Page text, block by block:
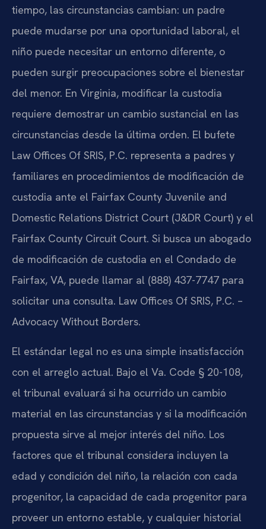
tiempo, las circunstancias cambian: un padre
puede mudarse por una oportunidad laboral, el
niño puede necesitar un entorno diferente, o
pueden surgir preocupaciones sobre el bienestar
del menor. En Virginia, modificar la custodia
requiere demostrar un cambio sustancial en las
circunstancias desde la última orden. El bufete
Law Offices Of SRIS, P.C. representa a padres y
familiares en procedimientos de modificación de
custodia ante el Fairfax County Juvenile and
Domestic Relations District Court (J&DR Court) y el
Fairfax County Circuit Court. Si busca un abogado
de modificación de custodia en el Condado de
Fairfax, VA, puede llamar al (888) 437-7747 para
solicitar una consulta. Law Offices Of SRIS, P.C. –
Advocacy Without Borders.
El estándar legal no es una simple insatisfacción
con el arreglo actual. Bajo el Va. Code § 20-108,
el tribunal evaluará si ha ocurrido un cambio
material en las circunstancias y si la modificación
propuesta sirve al mejor interés del niño. Los
factores que el tribunal considera incluyen la
edad y condición del niño, la relación con cada
progenitor, la capacidad de cada progenitor para
proveer un entorno estable, y cualquier historial